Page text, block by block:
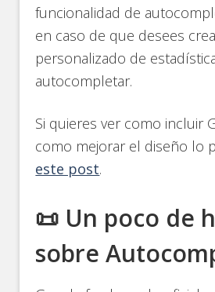
funcionalidad de
en caso de que desees
personalizado de
autocompletar.
Si quieres ver como incluir
como mejorar el diseño lo
este post.
📜 Un poco de
sobre